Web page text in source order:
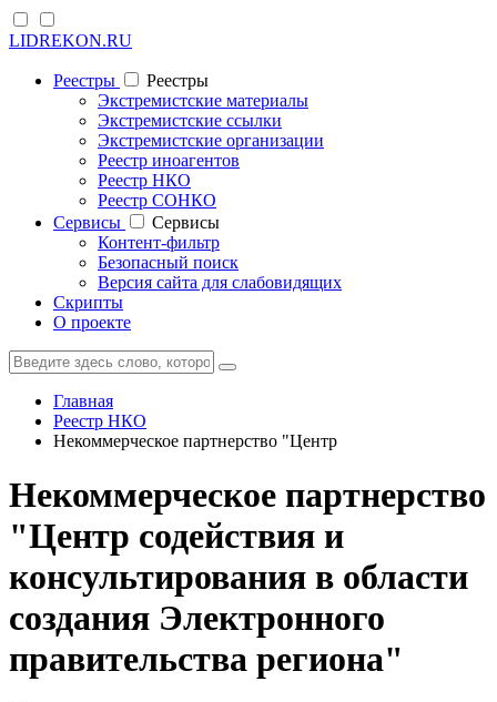
LIDREKON.RU
Реестры
Реестры
Экстремистские материалы
Экстремистские ссылки
Экстремистские организации
Реестр иноагентов
Реестр НКО
Реестр СОНКО
Cервисы
Cервисы
Контент-фильтр
Безопасный поиск
Версия сайта для слабовидящих
Скрипты
О проекте
Главная
Реестр НКО
Некоммерческое партнерство "Центр
Некоммерческое партнерство
"Центр содействия и
консультирования в области
создания Электронного
правительства региона"